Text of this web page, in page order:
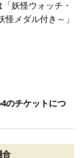
妖怪ウォッチ・
メダル付き～」
のチケットにつ
合